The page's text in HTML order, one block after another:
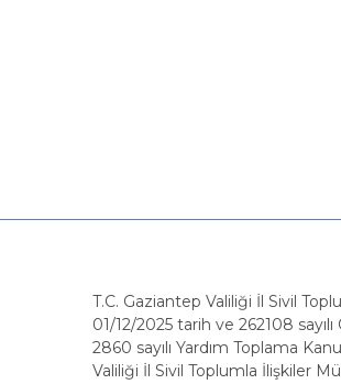
T.C. Gaziantep Valiliği İl Sivil
01/12/2025 tarih ve 262108
2860 sayılı Yardım Toplama
Valiliği İl Sivil Toplumla İlişkiler